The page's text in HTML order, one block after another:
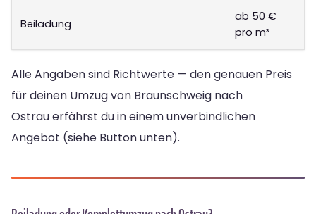
Beiladung
ab 50 €
pro m³
Alle Angaben sind Richtwerte — den genauen Preis
für deinen Umzug von Braunschweig nach
Ostrau erfährst du in einem unverbindlichen
Angebot (siehe Button unten).